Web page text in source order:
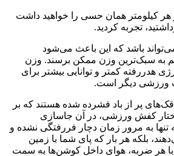
هر کیلومتر همان حسی را خواهید داشت
تجربه کردید.
باشد که این باعث می‌شود
سبک‌ترین وزن ممکن برسند. وزن
هدررفته کمتر و توانایی بیشتر برای
ورزشی دیگر است.
پر از باد فشرده شده هستند که بر
کفش ورزشی، در آن جاسازی
به مرور زمان دچار فررفتگی نشده و
بلکه هر بار که پای شما با زمین
هر ضربه، هوای داخل کوشن‌ها به سمت